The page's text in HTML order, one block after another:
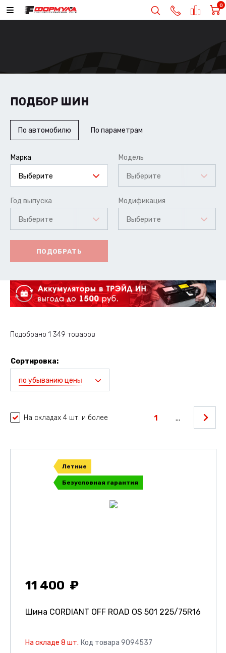
0
ПОДБОР ШИН
По автомобилю По параметрам
Марка
Выберите
Модель
Выберите
Год выпуска
Выберите
Модификация
Выберите
ПОДОБРАТЬ
Подобрано 1 349 товаров
Сортировка:
по убыванию цены
На складах 4 шт. и более 1 ...
Летние
Безусловная гарантия
11 400
Шина CORDIANT OFF ROAD OS 501 225/75R16
На складе 8 шт. Код товара 9094537